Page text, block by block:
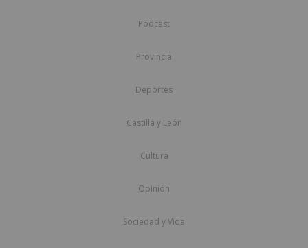
Podcast
Provincia
Deportes
Castilla y León
Cultura
Opinión
Sociedad y Vida